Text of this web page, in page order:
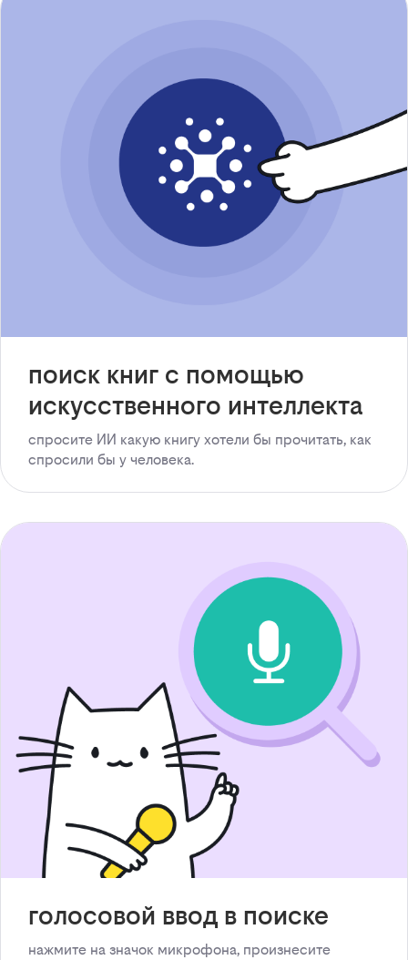
поиск книг с помощью
искусственного интеллекта
спросите ИИ какую книгу хотели бы прочитать, как
спросили бы у человека.
голосовой ввод в поиске
нажмите на значок микрофона, произнесите